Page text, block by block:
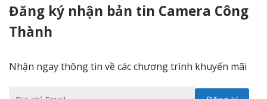
Đăng ký nhận bản tin Camera Công
Thành
Nhận ngay thông tin về các chương trình khuyến mãi